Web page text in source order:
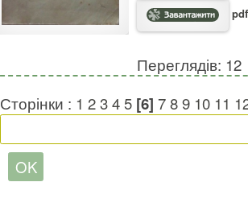
Переглядів: 12
Сторінки : 1 2345 [6] 789 10 11